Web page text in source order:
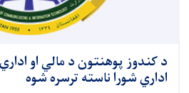
د کندوز پوهنتون د مالي او
اداري شورا ناسته ترسره شوه